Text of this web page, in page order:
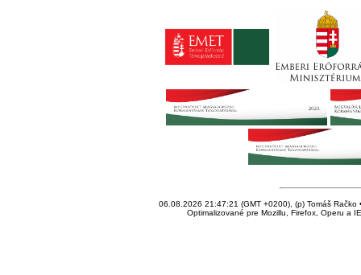
06.08.2026 21:47:21 (GMT +0200), (p) Tomáš Račko
Optimalizované pre Mozillu, Firefox, Operu a